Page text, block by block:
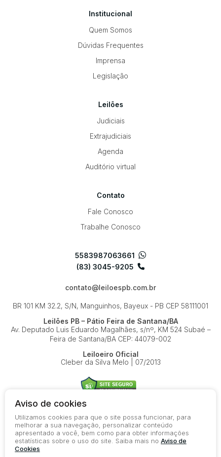
Institucional
Quem Somos
Dúvidas Frequentes
Imprensa
Legislação
Leilões
Judiciais
Extrajudiciais
Agenda
Auditório virtual
Contato
Fale Conosco
Trabalhe Conosco
5583987063661
(83) 3045-9205
contato@leiloespb.com.br
BR 101 KM 32.2, S/N, Manguinhos, Bayeux - PB CEP 58111001
Leilões PB – Pátio Feira de Santana/BA
Av. Deputado Luis Eduardo Magalhães, s/nº, KM 524Subaé –
Feira de Santana/BA CEP: 44079-002
Leiloeiro Oficial
Cleber da Silva Melo | 07/2013
© 2026-present - Todos os direitos reservados
Política de Privacidade
Aviso de cookies
Utilizamos cookies para que o site possa funcionar, para
melhorar a sua navegação, personalizar conteúdo
apresentado a você, bem como para obter informações
estatísticas sobre o uso do site. Saiba mais no Aviso de
Cookies